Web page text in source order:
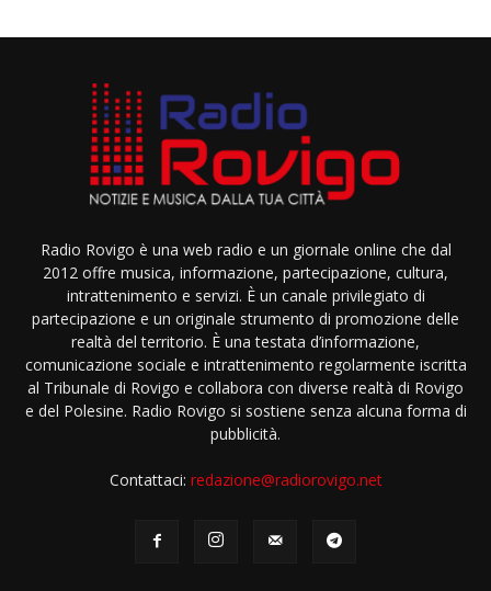
Radio Rovigo è una web radio e un giornale online che dal
2012 offre musica, informazione, partecipazione, cultura,
intrattenimento e servizi. È un canale privilegiato di
partecipazione e un originale strumento di promozione delle
realtà del territorio. È una testata d’informazione,
comunicazione sociale e intrattenimento regolarmente iscritta
al Tribunale di Rovigo e collabora con diverse realtà di Rovigo
e del Polesine. Radio Rovigo si sostiene senza alcuna forma di
pubblicità.
Contattaci: redazione@radiorovigo.net